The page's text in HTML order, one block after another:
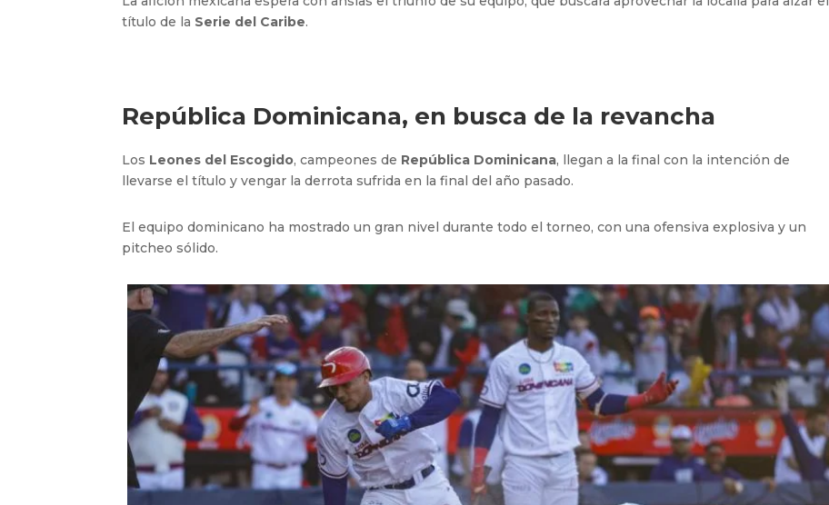
título de la Serie del Caribe.
República Dominicana, en busca de la revancha
Los Leones del Escogido, campeones de República Dominicana, llegan a la final con la intención de
llevarse el título y vengar la derrota sufrida en la final del año pasado.
El equipo dominicano ha mostrado un gran nivel durante todo el torneo, con una ofensiva explosiva y un
pitcheo sólido.